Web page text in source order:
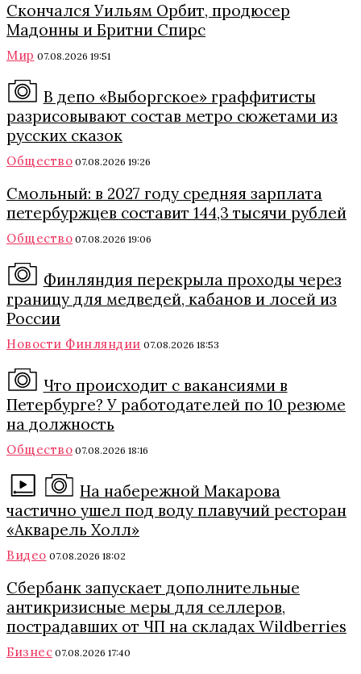
Скончался Уильям Орбит, продюсер
Мадонны и Бритни Спирс
Мир 07.08.2026 19:51
В депо «Выборгское» граффитисты
разрисовывают состав метро сюжетами из
русских сказок
Общество 07.08.2026 19:26
Смольный: в 2027 году средняя зарплата
петербуржцев составит 144,3 тысячи рублей
Общество 07.08.2026 19:06
Финляндия перекрыла проходы через
границу для медведей, кабанов и лосей из
России
Новости Финляндии 07.08.2026 18:53
Что происходит с вакансиями в
Петербурге? У работодателей по 10 резюме
на должность
Общество 07.08.2026 18:16
На набережной Макарова
частично ушел под воду плавучий ресторан
«Акварель Холл»
Видео 07.08.2026 18:02
Сбербанк запускает дополнительные
антикризисные меры для селлеров,
пострадавших от ЧП на складах Wildberries
Бизнес 07.08.2026 17:40